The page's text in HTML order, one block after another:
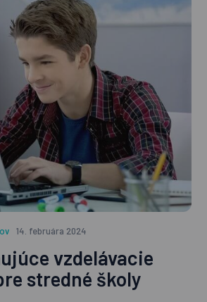
14. februára 2024
vzdelávacie
stredné školy